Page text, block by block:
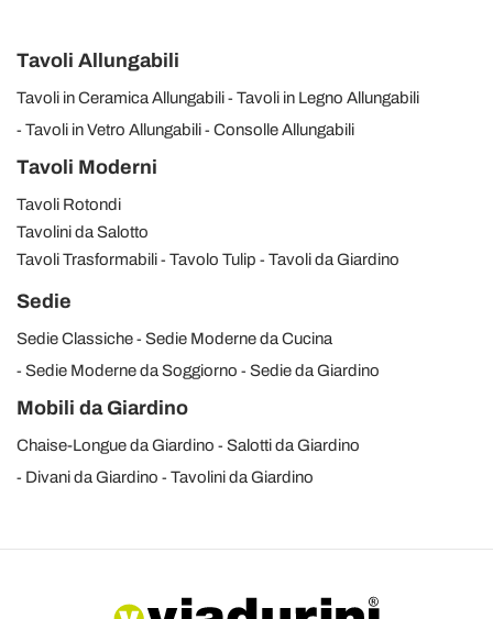
Tavoli Allungabili
Tavoli in Ceramica Allungabili
Tavoli in Legno Allungabili
Tavoli in Vetro Allungabili
Consolle Allungabili
Tavoli Moderni
Tavoli Rotondi
Tavolini da Salotto
Tavoli Trasformabili
Tavolo Tulip Tavoli da Giardino
Sedie
Sedie Classiche
Sedie Moderne da Cucina
Sedie Moderne da Soggiorno
Sedie da Giardino
Mobili da Giardino
Chaise-Longue da Giardino
Salotti da Giardino
Divani da Giardino
Tavolini da Giardino